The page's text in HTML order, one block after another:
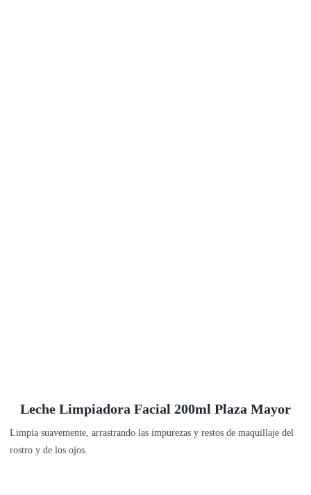
Leche Limpiadora Facial 200ml Plaza Mayor
Limpia suavemente, arrastrando las impurezas y restos de maquillaje del
rostro y de los ojos.